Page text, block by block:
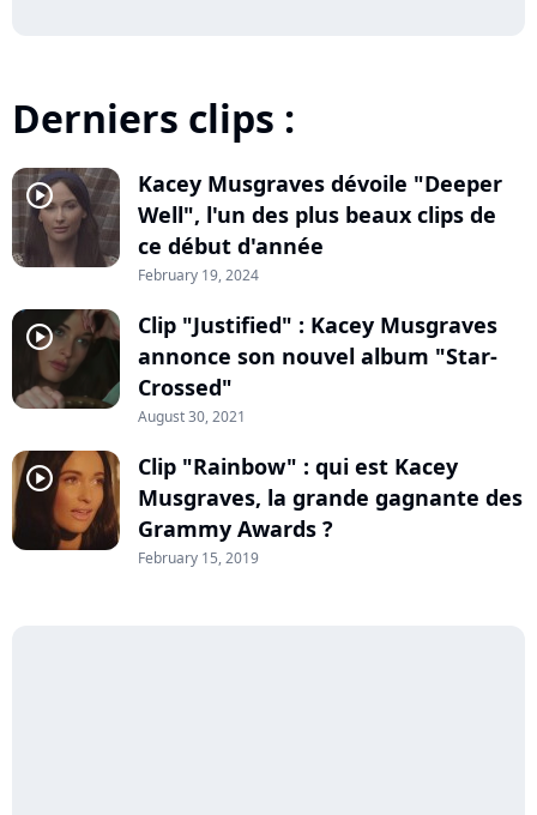
Derniers clips :
player2
Kacey Musgraves dévoile "Deeper
Well", l'un des plus beaux clips de
ce début d'année
February 19, 2024
player2
Clip "Justified" : Kacey Musgraves
annonce son nouvel album "Star-
Crossed"
August 30, 2021
player2
Clip "Rainbow" : qui est Kacey
Musgraves, la grande gagnante des
Grammy Awards ?
February 15, 2019